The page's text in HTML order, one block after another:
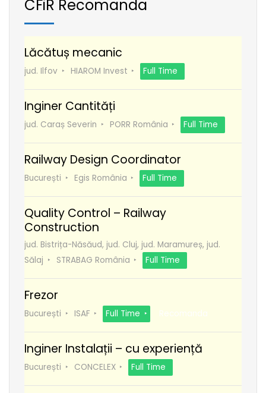
CFiR Recomanda
Lăcătuș mecanic
jud. Ilfov HIAROM Invest Full Time
Inginer Cantități
jud. Caraș Severin PORR România Full Time
Railway Design Coordinator
București Egis România Full Time
Quality Control – Railway
Construction
jud. Bistrița-Năsăud, jud. Cluj, jud. Maramureș, jud.
Sălaj
STRABAG România Full Time
Frezor
București ISAF Full Time Recomanda
Inginer Instalații – cu experiență
București CONCELEX Full Time